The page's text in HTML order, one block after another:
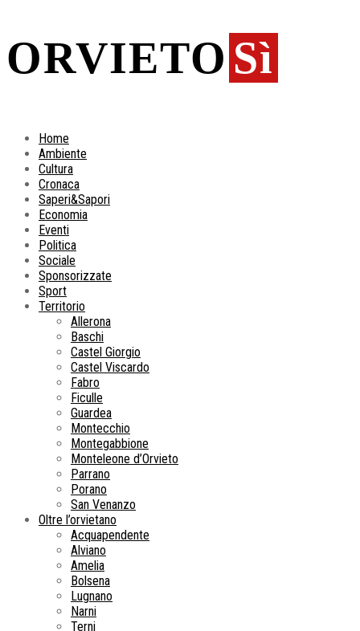
ORVIETO Sì
Home
Ambiente
Cultura
Cronaca
Saperi&Sapori
Economia
Eventi
Politica
Sociale
Sponsorizzate
Sport
Territorio
Allerona
Baschi
Castel Giorgio
Castel Viscardo
Fabro
Ficulle
Guardea
Montecchio
Montegabbione
Monteleone d’Orvieto
Parrano
Porano
San Venanzo
Oltre l’orvietano
Acquapendente
Alviano
Amelia
Bolsena
Lugnano
Narni
Terni